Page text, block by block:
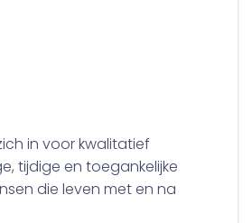
in voor kwalitatief
tijdige en toegankelijke
die leven met en na